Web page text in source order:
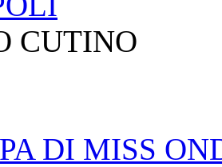
CUTINO
DI MISS